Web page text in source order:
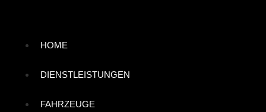
HOME
DIENSTLEISTUNGEN
FAHRZEUGE